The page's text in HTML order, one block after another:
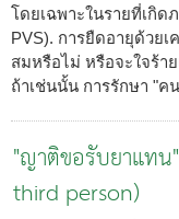
โดยเฉพาะในรายที่เกิด
PVS). การยืดอายุด้วย
สมหรือไม่ หรือจะใจร้า
ถ้าเช่นนั้น การรักษา "ค
"ญาติขอรับยาแท
third person)